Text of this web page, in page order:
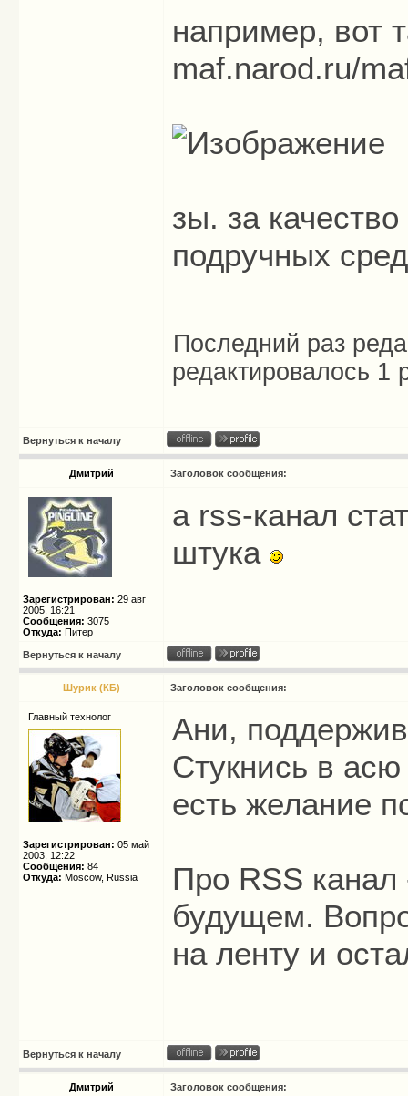
например, вот
maf.narod.ru/
зы. за
подручных
Последний раз
редактировалось 1
Вернуться к началу
Дмитрий Заголовок сообщения:
Зарегистрирован: 29 авг
2005, 16:21
Сообщения: 3075
Откуда: Питер
а rss-канал
штука
Вернуться к началу
Шурик (КБ) Заголовок сообщения:
Главный технолог
Зарегистрирован: 05 май
2003, 12:22
Сообщения: 84
Откуда: Moscow, Russia
Ани,
Стукнись в
есть желание
Про RSS
будущем.
на ленту и
Вернуться к началу
Дмитрий Заголовок сообщения: